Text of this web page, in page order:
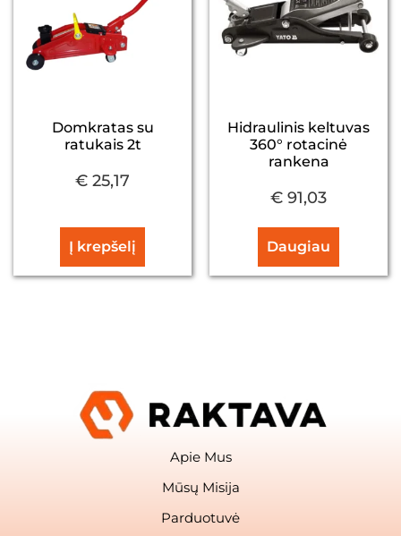
Domkratas su
ratukais 2t
€ 25,17
Į krepšelį
Hidraulinis keltuvas
360° rotacinė
rankena
€ 91,03
Daugiau
Apie Mus
Mūsų Misija
Parduotuvė